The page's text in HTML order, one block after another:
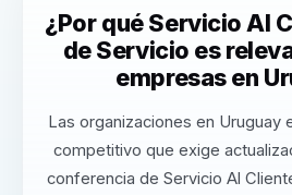
¿Por qué Servicio Al
de Servicio es
empresas en
Las organizaciones en Uruguay
competitivo que exige
conferencia de Servicio Al